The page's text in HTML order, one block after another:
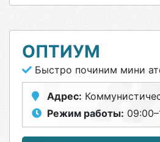
ОПТИУМ
Быстро починим мини
Адрес:
Режим работы: